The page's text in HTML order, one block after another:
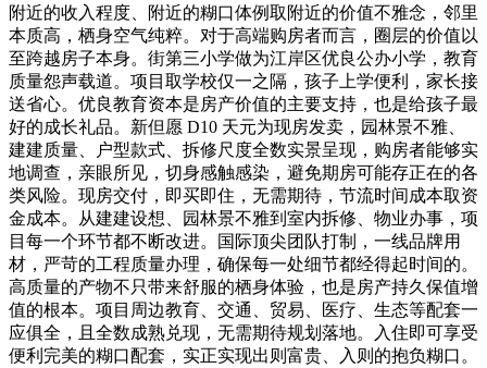
附近的收入程度、附近的糊口体例取附近的价值不雅念，邻里
本质高，栖身空气纯粹。对于高端购房者而言，圈层的价值以
至跨越房子本身。街第三小学做为江岸区优良公办小学，教育
质量怨声载道。项目取学校仅一之隔，孩子上学便利，家长接
送省心。优良教育资本是房产价值的主要支持，也是给孩子最
好的成长礼品。新但愿 D10 天元为现房发卖，园林景不雅、
建建质量、户型款式、拆修尺度全数实景呈现，购房者能够实
地调查，亲眼所见，切身感触感染，避免期房可能存正在的各
类风险。现房交付，即买即住，无需期待，节流时间成本取资
金成本。从建建设想、园林景不雅到室内拆修、物业办事，项
目每一个环节都不断改进。国际顶尖团队打制，一线品牌用
材，严苛的工程质量办理，确保每一处细节都经得起时间的。
高质量的产物不只带来舒服的栖身体验，也是房产持久保值增
值的根本。项目周边教育、交通、贸易、医疗、生态等配套一
应俱全，且全数成熟兑现，无需期待规划落地。入住即可享受
便利完美的糊口配套，实正实现出则富贵、入则的抱负糊口。